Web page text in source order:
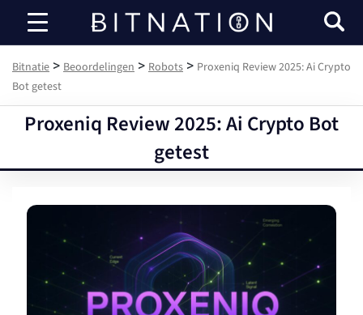
Bitnatie
Bitnatie > Beoordelingen > Robots > Proxeniq Review 2025: Ai Crypto
Bot getest
Proxeniq Review 2025: Ai Crypto Bot
getest